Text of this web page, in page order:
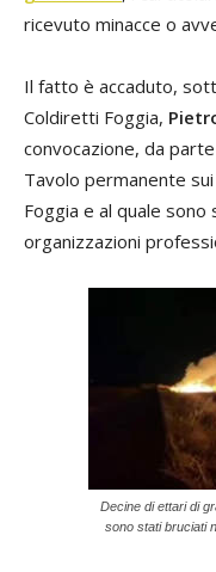
ricevuto minacce o
Il fatto è accaduto,
Coldiretti Foggia,
convocazione, da
Tavolo permanente
Foggia e al quale
organizzazioni
Decine di ettari di
sono stati bruciati